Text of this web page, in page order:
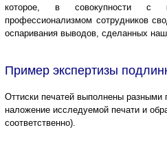
которое, в совокупности с
профессионализмом сотрудников
оспаривания выводов, сделанных
Пример экспертизы
Оттиски печатей выполнены разными
наложение исследуемой печати и
соответственно).